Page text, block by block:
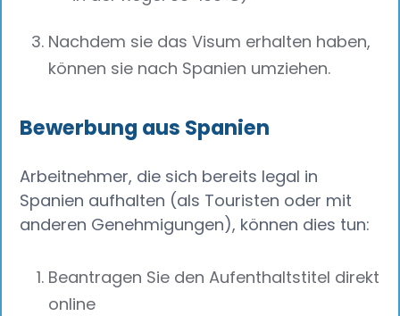
Nachdem sie das Visum erhalten haben,
können sie nach Spanien umziehen.
Bewerbung aus Spanien
Arbeitnehmer, die sich bereits legal in
Spanien aufhalten (als Touristen oder mit
anderen Genehmigungen), können dies tun:
Beantragen Sie den Aufenthaltstitel direkt
online